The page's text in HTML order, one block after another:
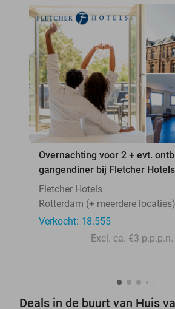
Overnachting voor 2 + evt.
gangendiner bij Fletcher Hotels
Fletcher Hotels
Rotterdam (+ meerdere locaties)
Verkocht: 18.555
Excl. ca. €3
Deals in de buurt van Huis